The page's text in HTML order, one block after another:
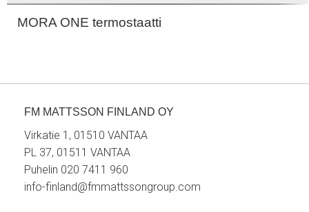
MORA ONE termostaatti
FM MATTSSON FINLAND OY
Virkatie 1, 01510 VANTAA
PL 37, 01511 VANTAA
Puhelin 020 7411 960
info-finland@fmmattssongroup.com